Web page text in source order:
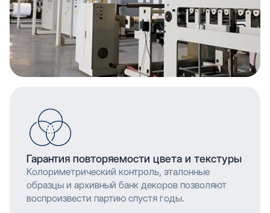
Гарантия повторяемости цвета и текстуры
Колориметрический контроль, эталонные
образцы и архивный банк декоров позволяют
воспроизвести партию спустя годы.